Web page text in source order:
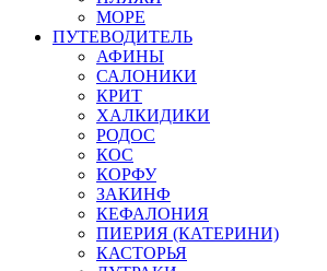
МОРЕ
ПУТЕВОДИТЕЛЬ
АФИНЫ
САЛОНИКИ
КРИТ
ХАЛКИДИКИ
РОДОС
КОС
КОРФУ
ЗАКИНФ
КЕФАЛОНИЯ
ПИЕРИЯ (КАТЕРИНИ)
КАСТОРЬЯ